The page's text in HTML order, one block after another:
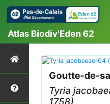
Atlas Biodiv'Eden 62
Goutte-de-
Tyria
1758)